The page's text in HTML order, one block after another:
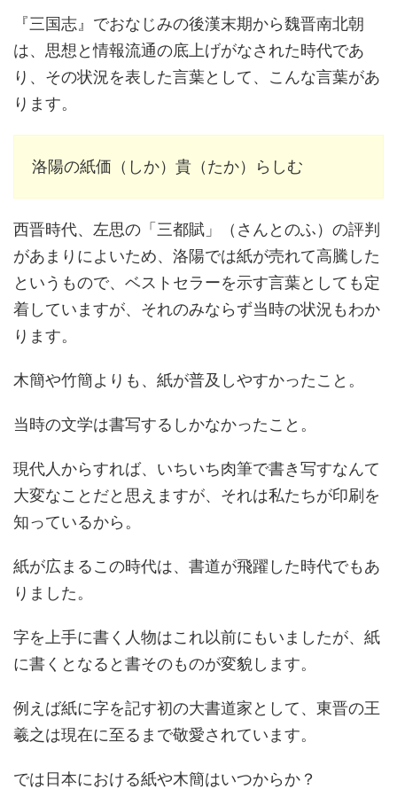
『三国志』でおなじみの後漢末期から魏晋南北朝
は、思想と情報流通の底上げがなされた時代であ
り、その状況を表した言葉として、こんな言葉があ
ります。
洛陽の紙価（しか）貴（たか）らしむ
西晋時代、左思の「三都賦」（さんとのふ）の評判
があまりによいため、洛陽では紙が売れて高騰した
というもので、ベストセラーを示す言葉としても定
着していますが、それのみならず当時の状況もわか
ります。
木簡や竹簡よりも、紙が普及しやすかったこと。
当時の文学は書写するしかなかったこと。
現代人からすれば、いちいち肉筆で書き写すなんて
大変なことだと思えますが、それは私たちが印刷を
知っているから。
紙が広まるこの時代は、書道が飛躍した時代でもあ
りました。
字を上手に書く人物はこれ以前にもいましたが、紙
に書くとなると書そのものが変貌します。
例えば紙に字を記す初の大書道家として、東晋の王
羲之は現在に至るまで敬愛されています。
では日本における紙や木簡はいつからか？